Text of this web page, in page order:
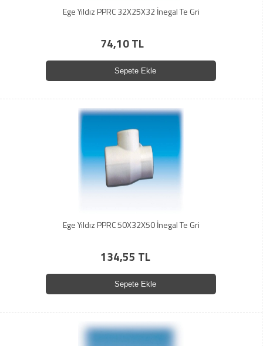
Ege Yıldız PPRC 32X25X32 İnegal Te Gri
74,10 TL
Sepete Ekle
Ege Yıldız PPRC 50X32X50 İnegal Te Gri
134,55 TL
Sepete Ekle